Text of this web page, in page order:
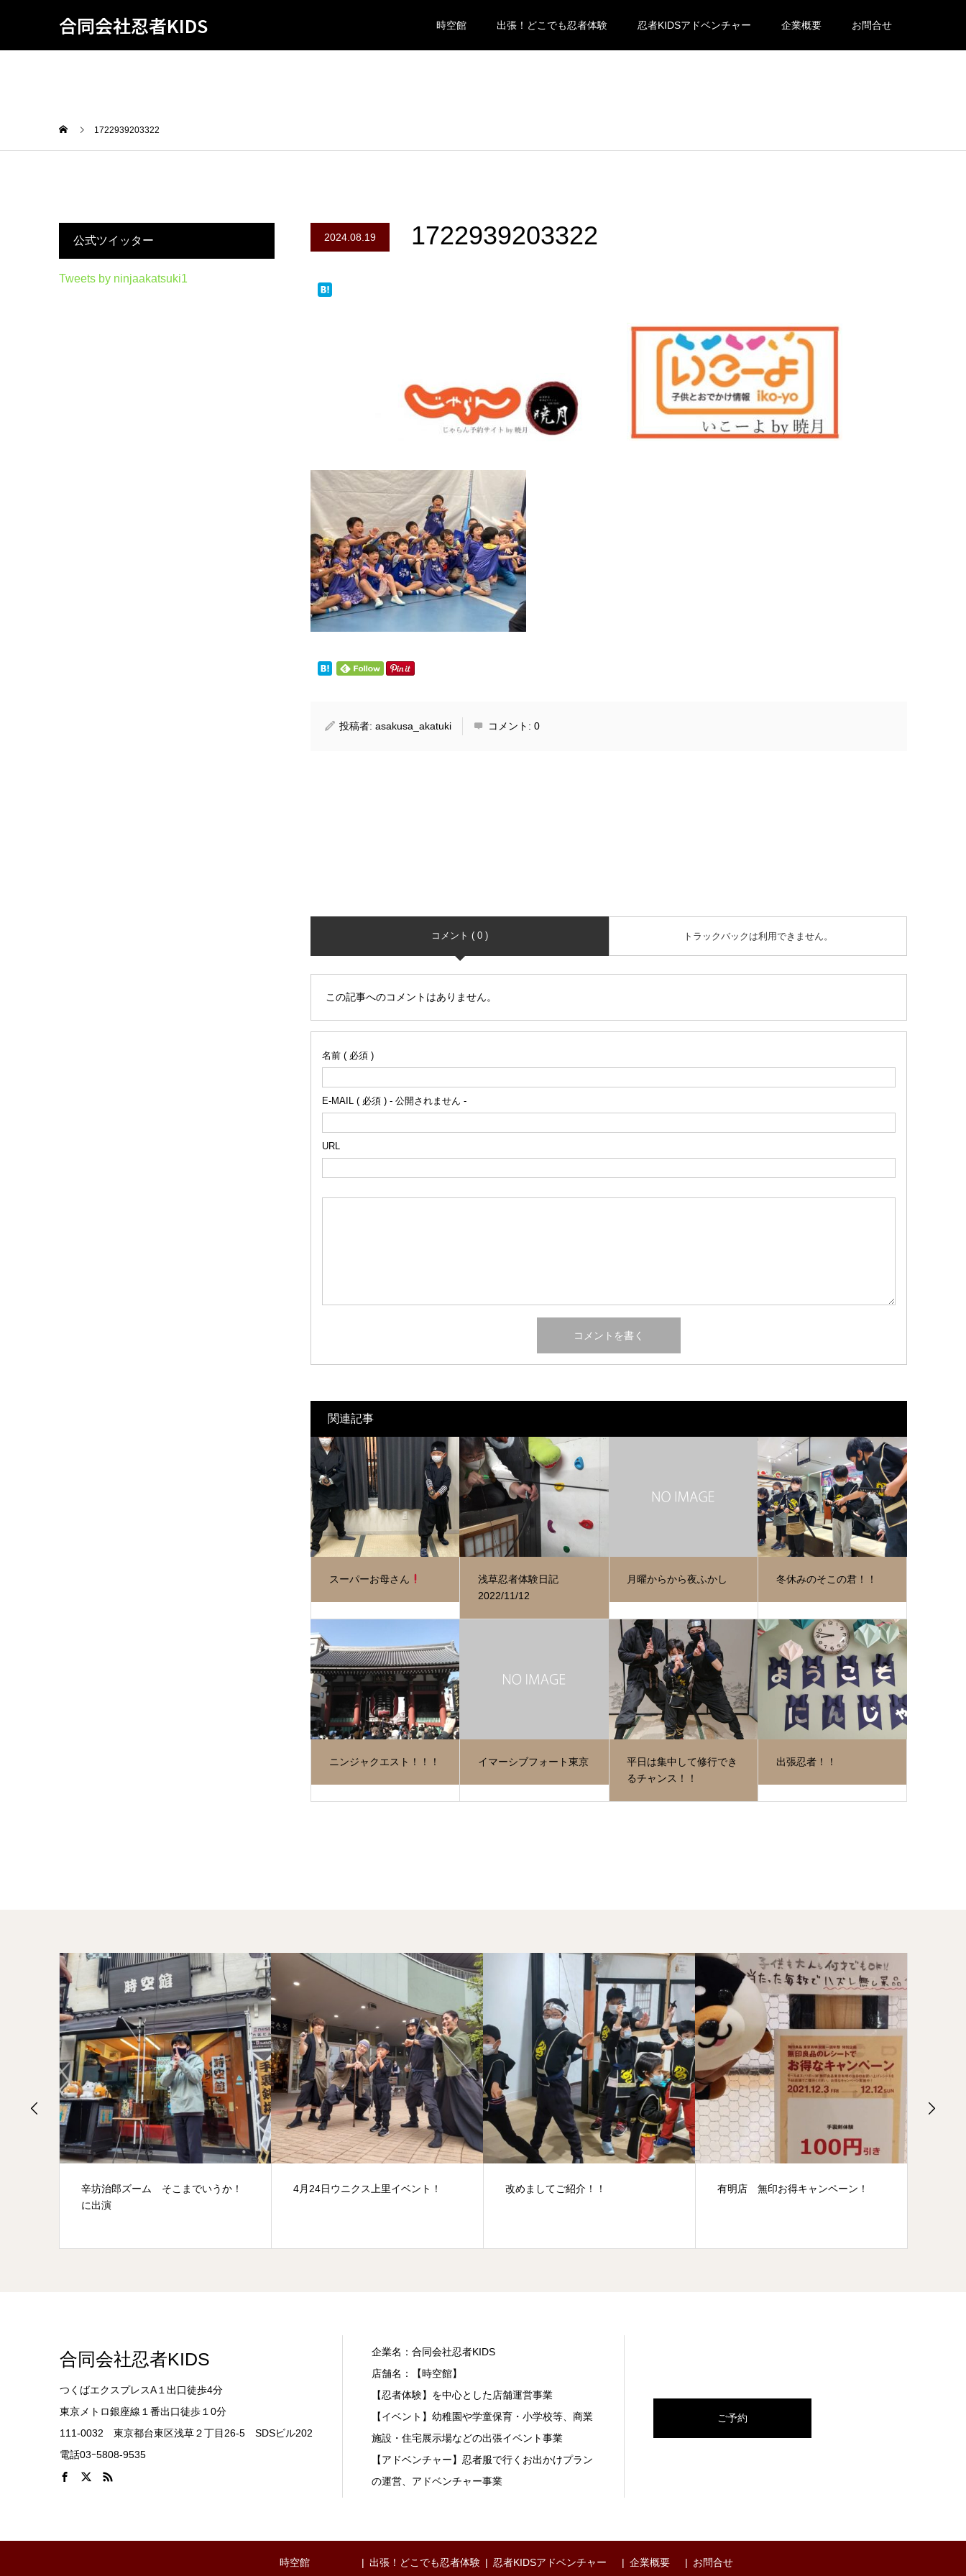
合同会社忍者KIDS 時空館 出張！どこでも忍者体験 忍者KIDSアドベンチャー 企業概要 お問合せ
1722939203322
2024.08.19 1722939203322
投稿者:asakusa_akatuki コメント:0
コメント ( 0 ) トラックバックは利用できません。
この記事へのコメントはありません。
名前 ( 必須 )
E-MAIL ( 必須 ) - 公開されません -
URL
関連記事
スーパーお母さん
浅草忍者体験日記
2022/11/12
月曜からから夜ふかし 冬休みのそこの君！！
ニンジャクエスト！！！ イマーシブフォート東京
平日は集中して修行でき
るチャンス！！
出張忍者！！
公式ツイッター
Tweets by ninjaakatsuki1
辛坊治郎ズーム そこまでいうか！
に出演
4月24日ウニクス上里イベント！ 改めましてご紹介！！ 有明店 無印お得キャンペーン！
合同会社忍者KIDS
つくばエクスプレスA１出口徒歩4分
東京メトロ銀座線１番出口徒歩１0分
111-0032 東京都台東区浅草２丁目26-5 SDSビル202
電話03ｰ5808-9535
企業名：合同会社忍者KIDS
店舗名：【時空館】
【忍者体験】を中心とした店舗運営事業
【イベント】幼稚園や学童保育・小学校等、商業
施設・住宅展示場などの出張イベント事業
【アドベンチャー】忍者服で行くお出かけプラン
の運営、アドベンチャー事業
ご予約
時空館 出張！どこでも忍者体験 忍者KIDSアドベンチャー 企業概要 お問合せ